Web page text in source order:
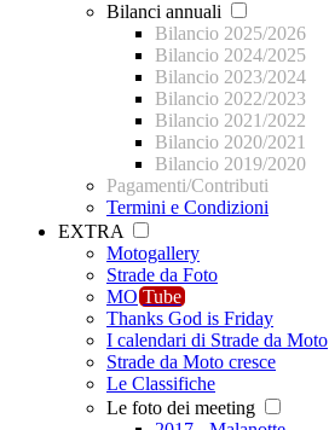
Bilanci annuali
Bilancio 2025/2026
Bilancio 2024/2025
Bilancio 2023/2024
Bilancio 2022/2023
Bilancio 2021/2022
Bilancio 2020/2021
Bilancio 2019/2020
Pagamenti/Contributi
Termini e Condizioni
EXTRA
Motogallery
Strade da Foto
MO Tube
Thanks God is Friday
I calendari di Strade da Moto
Strade da Moto cresce
Le Classifiche
Le foto dei meeting